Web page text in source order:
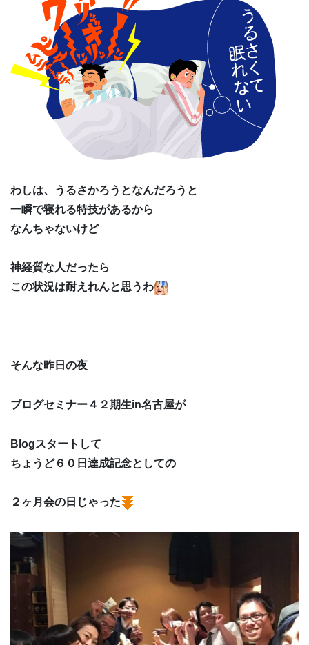
わしは、うるさかろうとなんだろうと
一瞬で寝れる特技があるから
なんちゃないけど
神経質な人だったら
この状況は耐えれんと思うわ
そんな昨日の夜
ブログセミナー４２期生in名古屋が
Blogスタートして
ちょうど６０日達成記念としての
２ヶ月会の日じゃった